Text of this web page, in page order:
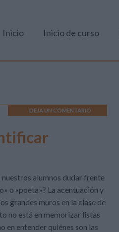
Inicio Inicio de curso
DEJA UN COMENTARIO
nuestros alumnos dudar frente
o «poeta»? La acentuación y
grandes muros en la clase de
no está en memorizar listas
en entender quiénes son las